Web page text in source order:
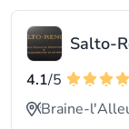
Salto-
4.1/5
Braine-